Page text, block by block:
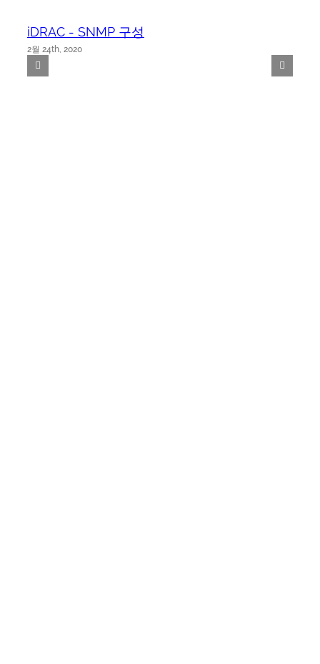
iDRAC - SNMP 구성
2월 24th, 2020